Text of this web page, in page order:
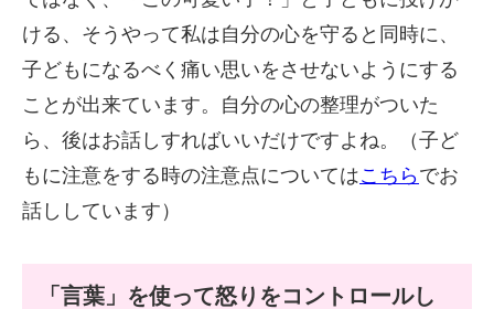
ける、そうやって私は自分の心を守ると同時に、
子どもになるべく痛い思いをさせないようにする
ことが出来ています。自分の心の整理がついた
ら、後はお話しすればいいだけですよね。（子ど
もに注意をする時の注意点についてはこちらでお
話ししています）
「言葉」を使って怒りをコントロールし